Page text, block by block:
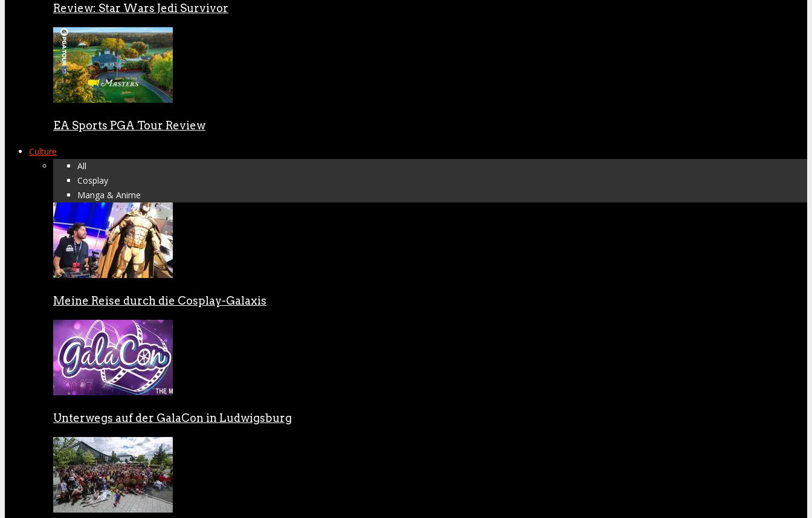
Review: Star Wars Jedi Survivor
EA Sports PGA Tour Review
Culture
All
Cosplay
Manga & Anime
Meine Reise durch die Cosplay-Galaxis
Unterwegs auf der GalaCon in Ludwigsburg